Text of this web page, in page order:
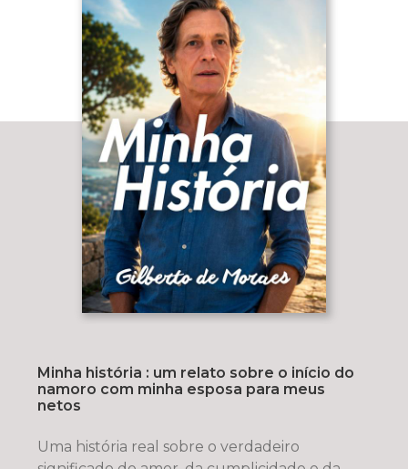
Minha história : um relato sobre o início do
namoro com minha esposa para meus
netos
Uma história real sobre o verdadeiro